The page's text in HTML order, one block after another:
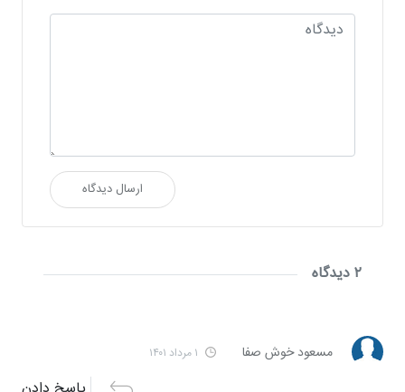
ارسال دیدگاه
۲ دیدگاه
مسعود خوش صفا ۱ مرداد ۱۴۰۱